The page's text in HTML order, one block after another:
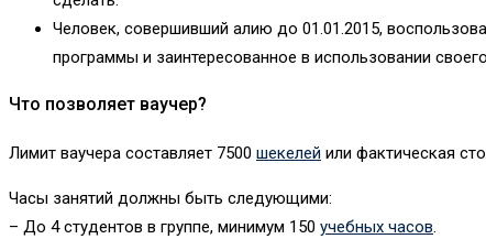
Человек, совершивший алию до 01.01.2015,
программы и заинтересованное в использовании
Что позволяет ваучер?
Лимит ваучера составляет 7500 шекелей или фактическая
Часы занятий должны быть следующими:
– До 4 студентов в группе, минимум 150 учебных часов.